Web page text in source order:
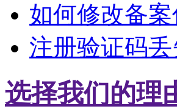
如何修改备案
注册验证码
选择我们的理